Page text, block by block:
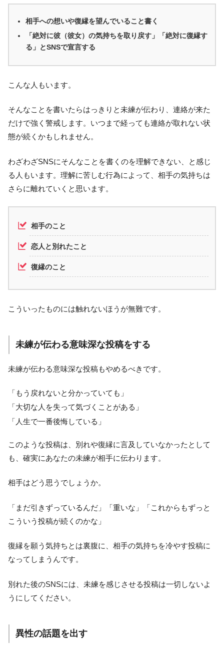
相手への想いや復縁を望んでいること書く
「絶対に彼（彼女）の気持ちを取り戻す」「絶対に復縁す
る」とSNSで宣言する
こんな人もいます。
そんなことを書いたらはっきりと未練が伝わり、連絡が来た
だけで強く警戒します。いつまで経っても連絡が取れない状
態が続くかもしれません。
わざわざSNSにそんなことを書くのを理解できない、と感じ
る人もいます。理解に苦しむ行為によって、相手の気持ちは
さらに離れていくと思います。
相手のこと
恋人と別れたこと
復縁のこと
こういったものには触れないほうが無難です。
未練が伝わる意味深な投稿をする
未練が伝わる意味深な投稿もやめるべきです。
「もう戻れないと分かっていても」
「大切な人を失って気づくことがある」
「人生で一番後悔している」
このような投稿は、別れや復縁に言及していなかったとして
も、確実にあなたの未練が相手に伝わります。
相手はどう思うでしょうか。
「まだ引きずっているんだ」「重いな」「これからもずっと
こういう投稿が続くのかな」
復縁を願う気持ちとは裏腹に、相手の気持ちを冷やす投稿に
なってしまうんです。
別れた後のSNSには、未練を感じさせる投稿は一切しないよ
うにしてください。
異性の話題を出す